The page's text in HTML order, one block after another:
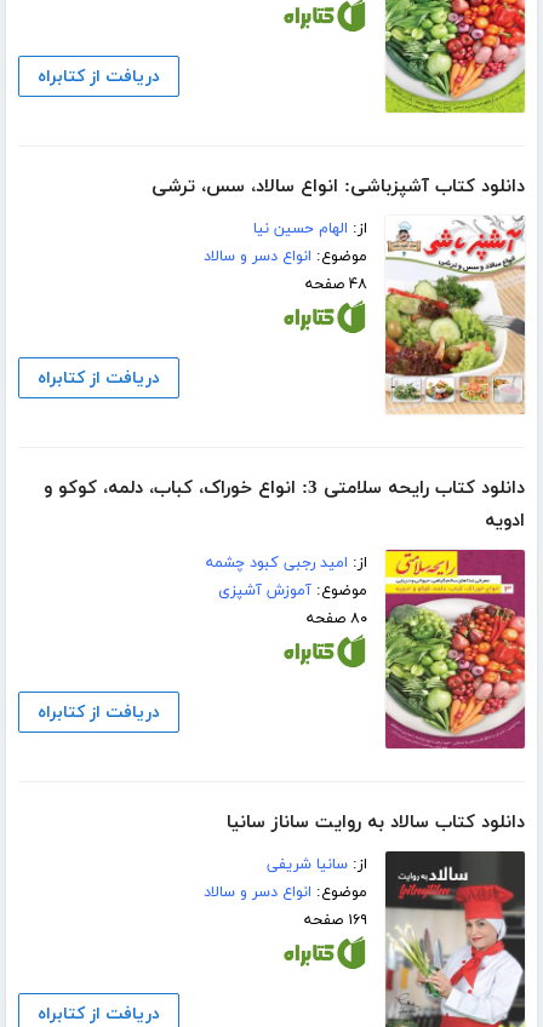
دریافت از کتابراه
دانلود کتاب آشپزباشی: انواع سالاد، سس، ترشى
از: الهام حسین نیا
موضوع: انواع دسر و سالاد
۴۸ صفحه
دریافت از کتابراه
دانلود کتاب رایحه سلامتی 3: انواع خوراک، کباب، دلمه، کوکو و
ادویه
از: امید رجبی کبود چشمه
موضوع:آموزش آشپزی
۸۰ صفحه
دریافت از کتابراه
دانلود کتاب سالاد به روایت ساناز سانیا
از:سانیا شریفی
موضوع: انواع دسر و سالاد
۱۶۹ صفحه
دریافت از کتابراه